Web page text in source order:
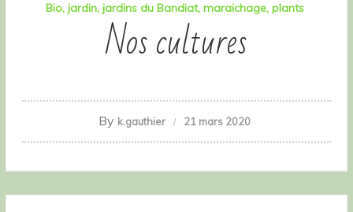
Bio jardin jardins du Bandiat maraichage plants
Nos cultures
By k.gauthier 21 mars 2020